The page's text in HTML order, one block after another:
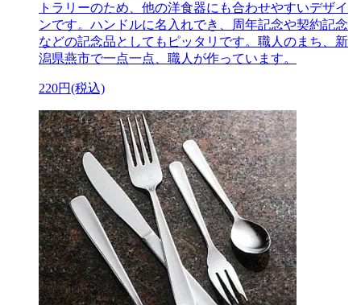
トラリーのため、他の洋食器にも合わせやすいデザイ
ンです。ハンドルに名入れでき、周年記念や契約記念
などの記念品としてもピッタリです。職人のまち、新
潟県燕市で一点一点、職人が作っています。
220円(税込)